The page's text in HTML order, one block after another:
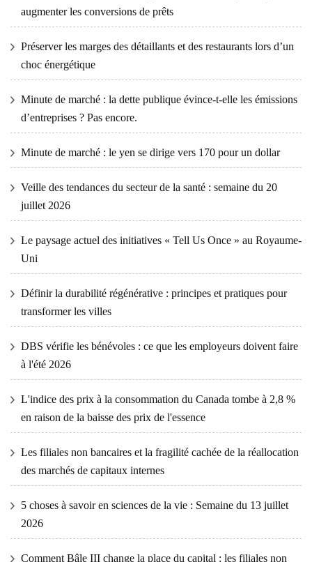
augmenter les conversions de prêts
Préserver les marges des détaillants et des restaurants lors d’un
choc énergétique
Minute de marché : la dette publique évince-t-elle les émissions
d’entreprises ? Pas encore.
Minute de marché : le yen se dirige vers 170 pour un dollar
Veille des tendances du secteur de la santé : semaine du 20
juillet 2026
Le paysage actuel des initiatives « Tell Us Once » au Royaume-
Uni
Définir la durabilité régénérative : principes et pratiques pour
transformer les villes
DBS vérifie les bénévoles : ce que les employeurs doivent faire
à l'été 2026
L'indice des prix à la consommation du Canada tombe à 2,8 %
en raison de la baisse des prix de l'essence
Les filiales non bancaires et la fragilité cachée de la réallocation
des marchés de capitaux internes
5 choses à savoir en sciences de la vie : Semaine du 13 juillet
2026
Comment Bâle III change la place du capital : les filiales non